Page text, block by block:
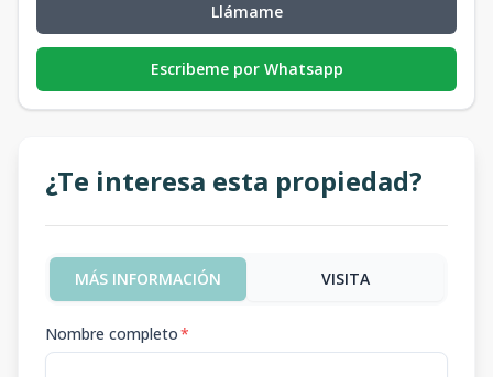
Llámame
Escribeme por Whatsapp
¿Te interesa esta propiedad?
MÁS INFORMACIÓN VISITA
Nombre completo*